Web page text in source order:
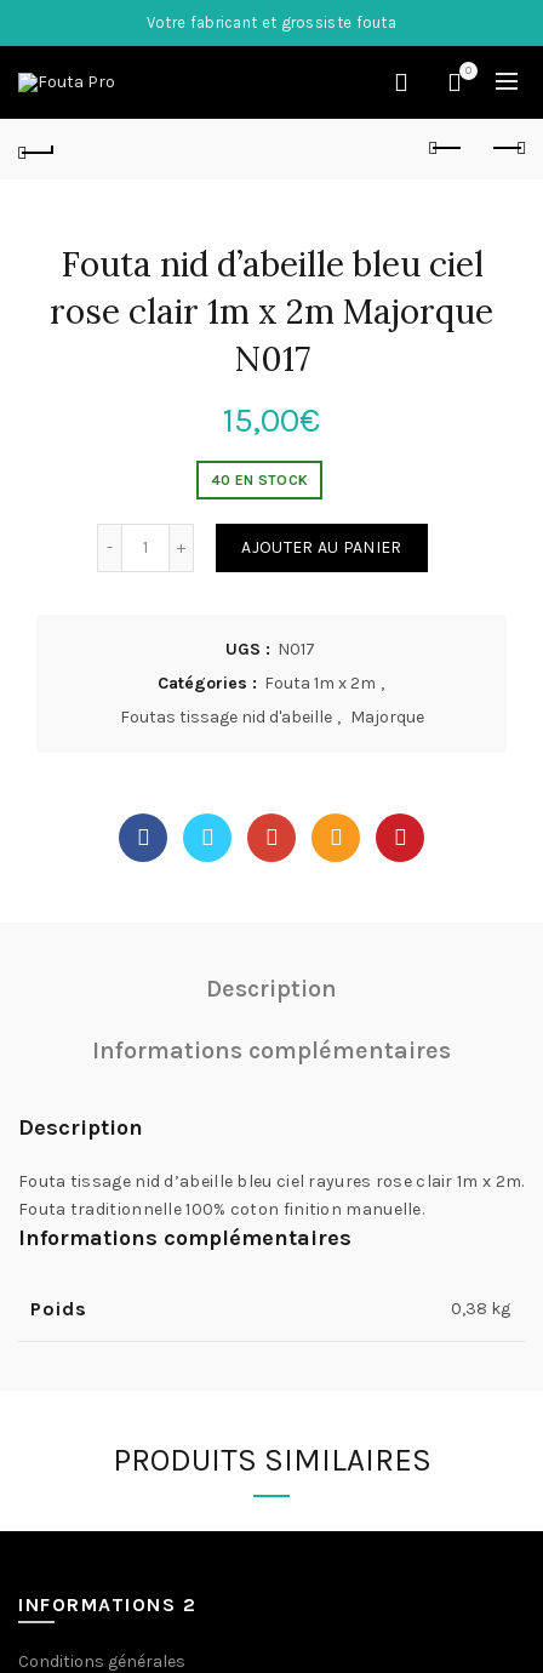
Votre fabricant et grossiste fouta
0
Fouta nid d’abeille bleu ciel
rose clair 1m x 2m Majorque
N017
15,00€
40 EN STOCK
Quantité
AJOUTER AU PANIER
UGS : N017
Catégories : Fouta 1m x 2m ,
Foutas tissage nid d'abeille , Majorque
Description
Informations complémentaires
Description
Fouta tissage nid d’abeille bleu ciel rayures rose clair 1m x 2m.
Fouta traditionnelle 100% coton finition manuelle.
Informations complémentaires
Poids 0,38 kg
PRODUITS SIMILAIRES
INFORMATIONS 2
Conditions générales